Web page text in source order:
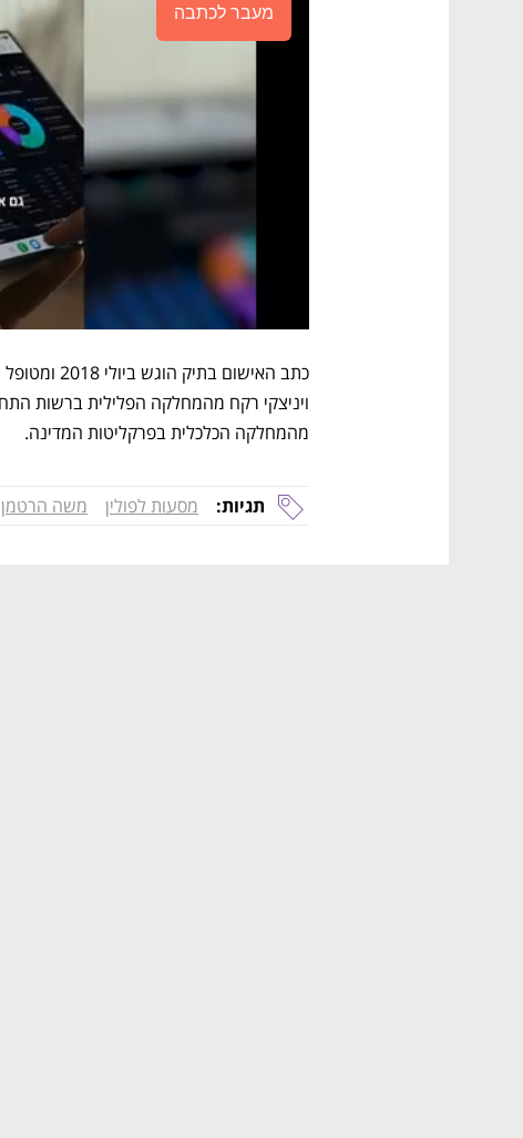
מעבר לכתבה
מהמחלקה הכלכלית בפרקליטות המדינה.
תגיות: מסעות לפולין משה הרטמן